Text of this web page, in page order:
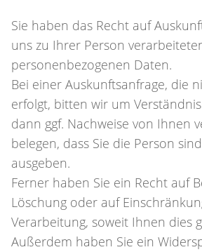
Sie haben das Recht auf
uns zu Ihrer Person
personenbezogenen Daten.
Bei einer Auskunftsanfrage, die
erfolgt, bitten wir um
dann ggf. Nachweise von Ihnen
belegen, dass Sie die Person
ausgeben.
Ferner haben Sie ein Recht auf
Löschung oder auf
Verarbeitung, soweit Ihnen dies
Außerdem haben Sie ein